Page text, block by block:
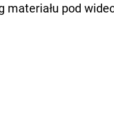
materiału pod